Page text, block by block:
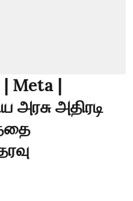
Meta |
அரசு அதிரடி